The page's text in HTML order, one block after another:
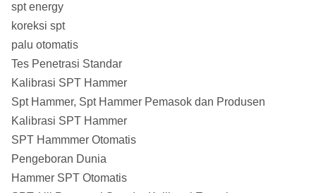
spt energy
koreksi spt
palu otomatis
Tes Penetrasi Standar
Kalibrasi SPT Hammer
Spt Hammer, Spt Hammer Pemasok dan Produsen
Kalibrasi SPT Hammer
SPT Hammmer Otomatis
Pengeboran Dunia
Hammer SPT Otomatis